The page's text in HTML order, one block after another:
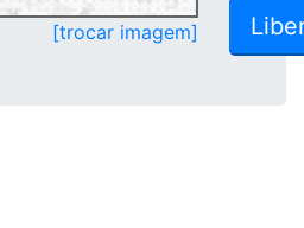
[trocar imagem]